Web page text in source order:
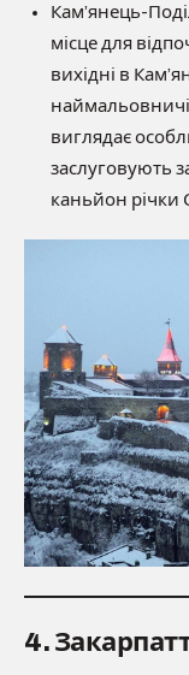
Кам’янець-
місце для
вихідні в
виглядає
заслуговують
каньйон річки
4.